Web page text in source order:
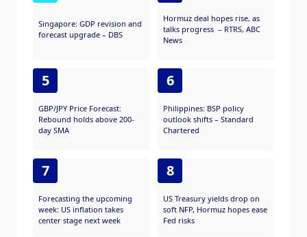
Singapore: GDP revision and
forecast upgrade – DBS
Hormuz deal hopes rise, as
talks progress – RTRS, ABC
News
5
GBP/JPY Price Forecast:
Rebound holds above 200-
day SMA
6
Philippines: BSP policy
outlook shifts – Standard
Chartered
7
Forecasting the upcoming
week: US inflation takes
center stage next week
8
US Treasury yields drop on
soft NFP, Hormuz hopes ease
Fed risks